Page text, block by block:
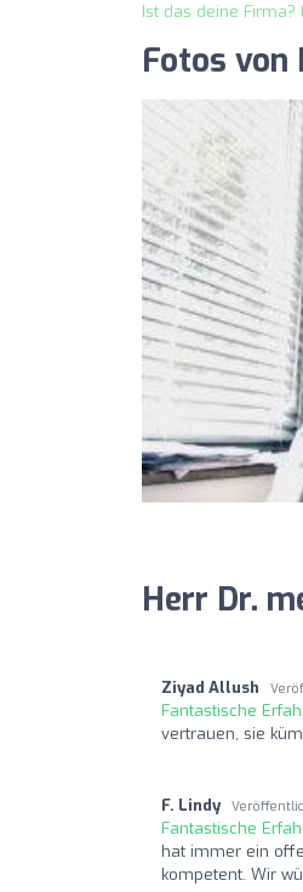
Ist das deine
Fotos von
Herr Dr.
Ziyad Allush
Fantastische
vertrauen, sie
F. Lindy
Fantastische
hat immer ein
kompetent. Wir